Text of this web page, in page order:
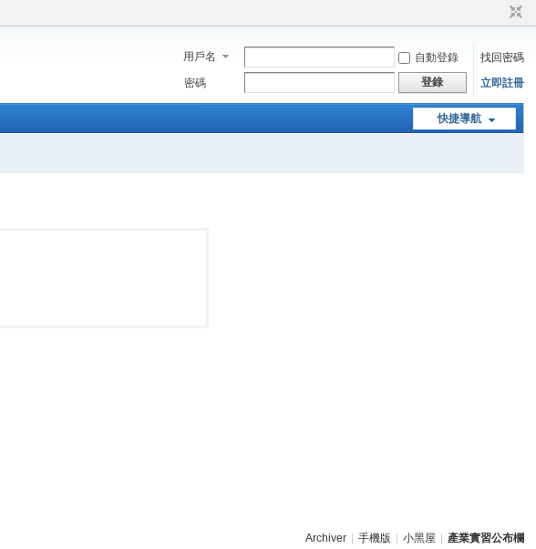
用戶名 自動登錄
找回密碼
密碼
登錄 立即註冊
快捷導航
Archiver 手機版 小黑屋 產業實習公布欄